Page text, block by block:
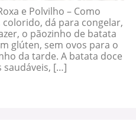
e Polvilho – Como
dá para congelar,
o pãozinho de batata
glúten, sem ovos para o
da tarde. A batata doce
saudáveis, […]